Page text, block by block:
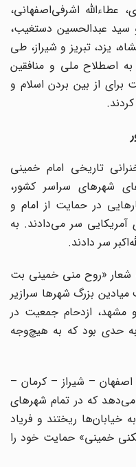
اشرفی‌اصفهانی،
عبدالحسین دستغیب،
یزد، تبریز و شیراز، طی
اصطلاح ملی و منافقین
از بین بردن اسلام و
تاریخی امام خمینی
شهرهای سراسر کشور،
در حمایت از امام و
سر می‌دادند. به
سر دادند.
شعار «روح منی خمینی بت
بزرگ شهرها سرازیر
ازدحام جمعیت در
حدی بود که به هیچ‌وجه
– شیراز – کرمان –
که در تمام شهرهای
ریختند و فریاد
خمینی» حمایت خود را